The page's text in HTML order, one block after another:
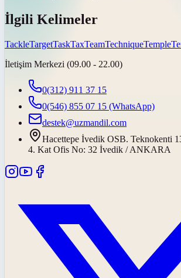
İlgili Kelimeler
TackleTargetTaskTaxTeamTechniqueTemple
İletişim Merkezi (09.00 - 22.00)
0(312) 911 37 15
0(546) 855 07 15 (WhatsApp)
destek@uzmandil.com
Hacettepe İvedik OSB. Teknokenti
4. Kat Ofis No: 32 İvedik / ANKARA